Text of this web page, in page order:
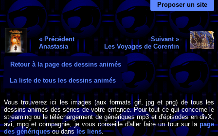
Proposer un site
« Précédent
Anastasia
Suivant »
Les Voyages de Corentin
Retour à la page des dessins animés
La liste de tous les dessins animés
Vous trouverez ici les images (aux formats gif, jpg et png) de tous les
dessins animés des séries de votre enfance. Pour tout ce qui concerne le
streaming ou le téléchargement de génériques mp3 et d'épisodes en divX,
avi, mpg et compagnie, je vous conseille d'aller faire un tour sur la page
des génériquesou dans les liens.